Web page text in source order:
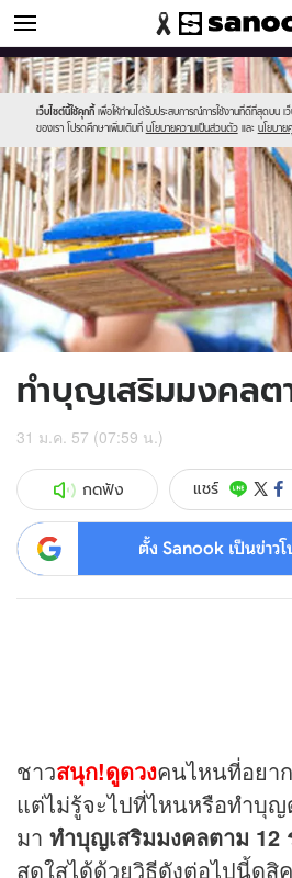
ดูดวง
เว็บไซต์นี้ใช้คุกกี้ เพื่อให้ท่านได้รับประสบการณ์การใช้งานที่ดีที่สุดบน เ
ของเรา โปรดศึกษาเพิ่มเติมที่ นโยบายความเป็นส่วนตัว และ นโยบาย
Sanook
//s.isanook.com/sr/0/images/logo-
new-
sanook.png
600
60
//s.isanook.com/ho/0/ud/11/58465/mm-
09.jpg
ทำบุญเสริมมงคลต
31 ม.ค. 57 (07:59 น.)
กดฟัง แชร์
ตั้ง Sanook เป็นข่าว
ชาวสนุก!ดูดวงคนไหนที่อยา
แต่ไม่รู้จะไปที่ไหนหรือทำบุญ
มา ทำบุญเสริมมงคลตาม 12
สดใสได้ด้วยวิธีดังต่อไปนี้ดูสิ